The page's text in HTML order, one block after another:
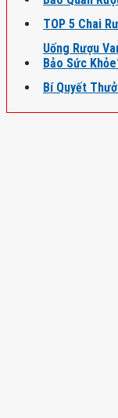
TOP 5 Chai
Uống Rượu
Bảo Sức
Bí Quyết